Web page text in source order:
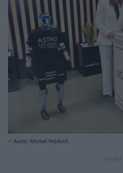
Autor: Michał Rejduch